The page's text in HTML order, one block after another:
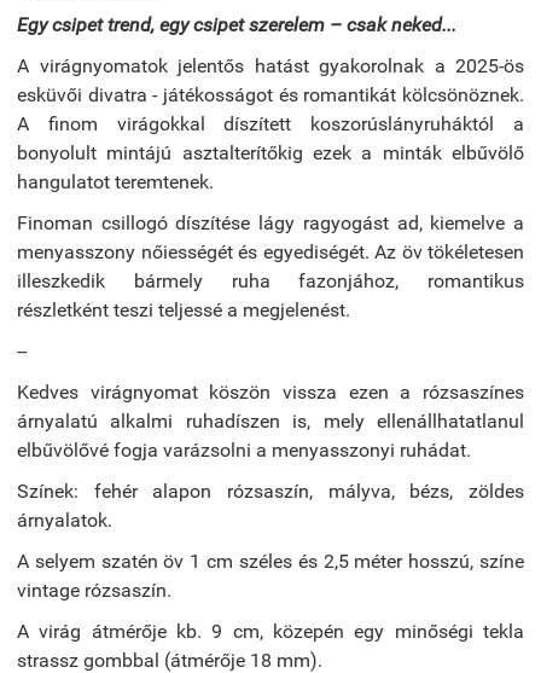
Egy csipet trend, egy csipet szerelem – csak neked...
A virágnyomatok jelentős hatást gyakorolnak a 2025-ös
esküvői divatra - játékosságot és romantikát kölcsönöznek.
A finom virágokkal díszített koszorúslányruháktól a
bonyolult mintájú asztalterítőkig ezek a minták elbűvölő
hangulatot teremtenek.
Finoman csillogó díszítése lágy ragyogást ad, kiemelve a
menyasszony nőiességét és egyediségét. Az öv tökéletesen
illeszkedik bármely ruha fazonjához, romantikus
részletként teszi teljessé a megjelenést.
--
Kedves virágnyomat köszön vissza ezen a rózsaszínes
árnyalatú alkalmi ruhadíszen is, mely ellenállhatatlanul
elbűvölővé fogja varázsolni a menyasszonyi ruhádat.
Színek: fehér alapon rózsaszín, mályva, bézs, zöldes
árnyalatok.
A selyem szatén öv 1 cm széles és 2,5 méter hosszú, színe
vintage rózsaszín.
A virág átmérője kb. 9 cm, közepén egy minőségi tekla
strassz gombbal (átmérője 18 mm).